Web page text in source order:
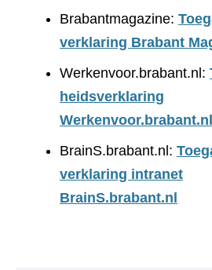
Brabantmagazine:
verklaring Brabant
Werkenvoor.brabant.nl:
heidsverklaring
Werkenvoor.brabant.nl
BrainS.brabant.nl:
verklaring intranet
BrainS.brabant.nl